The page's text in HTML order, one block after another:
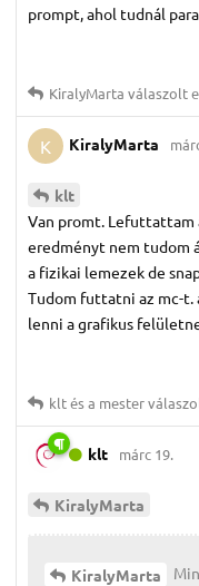
prompt, ahol tudnál
KiralyMarta válaszolt
K KiralyMarta
klt
Van promt. Lefuttattam
eredményt nem tudom
a fizikai lemezek de
Tudom futtatni az mc-t.
lenni a grafikus
kltésa mester
klt márc 19.
KiralyMarta
KiralyMarta